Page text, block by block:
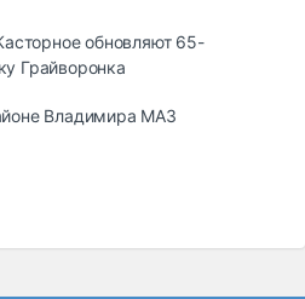
обновляют 65-
Грайворонка
Владимира МАЗ